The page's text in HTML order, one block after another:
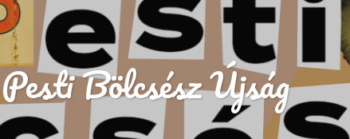
Pesti Bölcsész Újság